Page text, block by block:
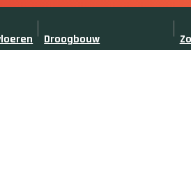
Droogbouw